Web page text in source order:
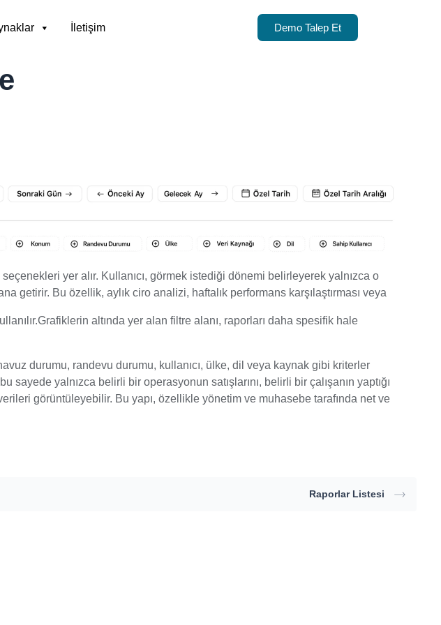
İletişim Demo Talep Et
seçenekleri yer alır. Kullanıcı, görmek istediği dönemi belirleyerek yalnızca o
getirir. Bu özellik, aylık ciro analizi, haftalık performans karşılaştırması veya
altında yer alan filtre alanı, raporları daha spesifik hale
durumu, randevu durumu, kullanıcı, ülke, dil veya kaynak gibi kriterler
sayede yalnızca belirli bir operasyonun satışlarını, belirli bir çalışanın yaptığı
görüntüleyebilir. Bu yapı, özellikle yönetim ve muhasebe tarafında net ve
Raporlar Listesi